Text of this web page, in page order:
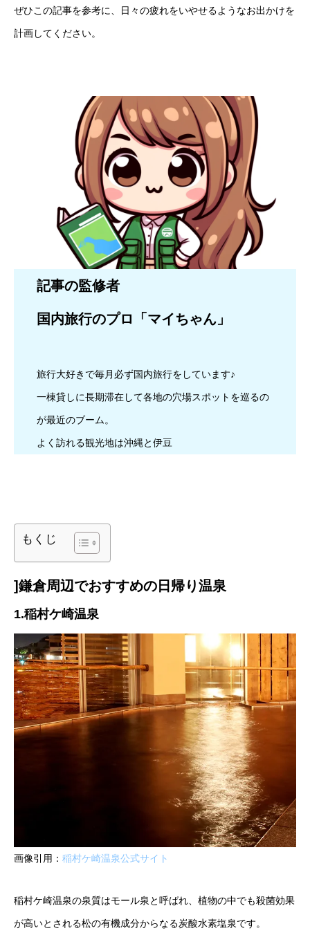
ぜひこの記事を参考に、日々の疲れをいやせるようなお出かけを
計画してください。
記事の監修者
国内旅行のプロ「マイちゃん」
旅行大好きで毎月必ず国内旅行をしています♪
一棟貸しに長期滞在して各地の穴場スポットを巡るの
が最近のブーム。
よく訪れる観光地は沖縄と伊豆
もくじ
]鎌倉周辺でおすすめの日帰り温泉
1.稲村ケ崎温泉
画像引用： 稲村ケ崎温泉公式サイト
稲村ケ崎温泉の泉質はモール泉と呼ばれ、植物の中でも殺菌効果
が高いとされる松の有機成分からなる炭酸水素塩泉です。